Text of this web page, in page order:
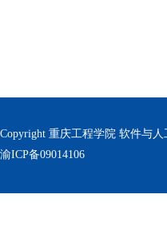
Copyright 重庆工程学院 软件与
渝ICP备09014106